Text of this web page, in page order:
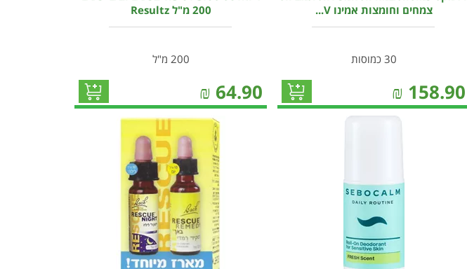
צמחים וחומצות אמינו V...
30 כמוסות
158.90
₪
200 מ"ל Resultz
200 מ"ל
64.90
₪